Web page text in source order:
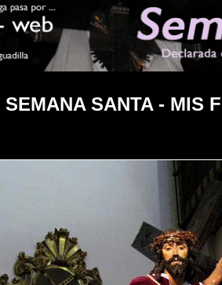
SEMANA SANTA - MIS